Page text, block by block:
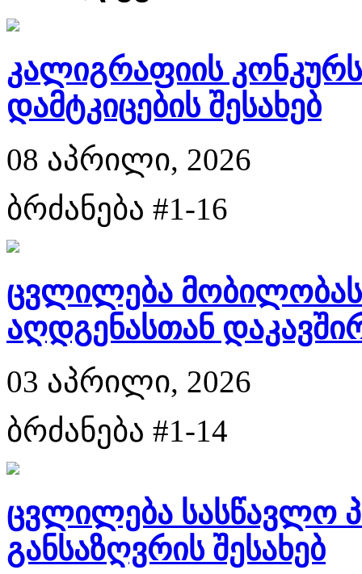
კალიგრაფიის
დამტკიცების შესახებ
08 აპრილი, 2026
ბრძანება #1-16
ცვლილება
აღდგენასთან
03 აპრილი, 2026
ბრძანება #1-14
ცვლილება სასწავლო
განსაზღვრის შესახებ